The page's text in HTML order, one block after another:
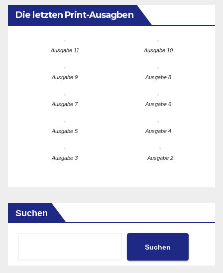
Die letzten Print-Ausagben
Ausgabe 11 Ausgabe 10
Ausgabe 9 Ausgabe 8
Ausgabe 7 Ausgabe 6
Ausgabe 5 Ausgabe 4
Ausgabe 3 Ausgabe 2
Suchen
Suchen